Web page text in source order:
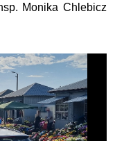
Monika Chlebicz